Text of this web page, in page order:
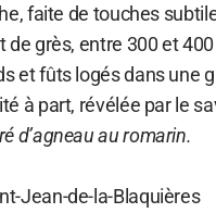
faite de touches
de grès, entre 300 et
et fûts logés dans une
à part, révélée par le
d’agneau au romarin.
Jean-de-la-Blaquières